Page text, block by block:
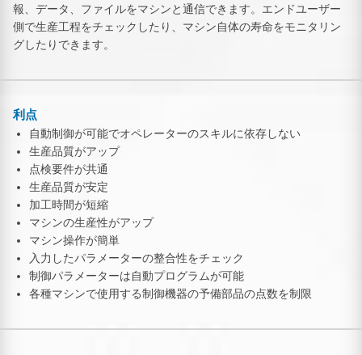
報、データ、ファイルをマシンと通信できます。エンドユーザー
側で生産工程をチェックしたり、マシン自体の寿命をモニタリン
グしたりできます。
利点
自動制御が可能でオペレーターのスキルに依存しない
生産品質がアップ
点検要件が共通
生産品質が安定
加工時間が短縮
マシンの生産性がアップ
マシン操作が簡単
入力したパラメーターの整合性をチェック
制御パラメーターは自動プログラムが可能
各種マシンで使用する制御機器の予備部品の点数を制限